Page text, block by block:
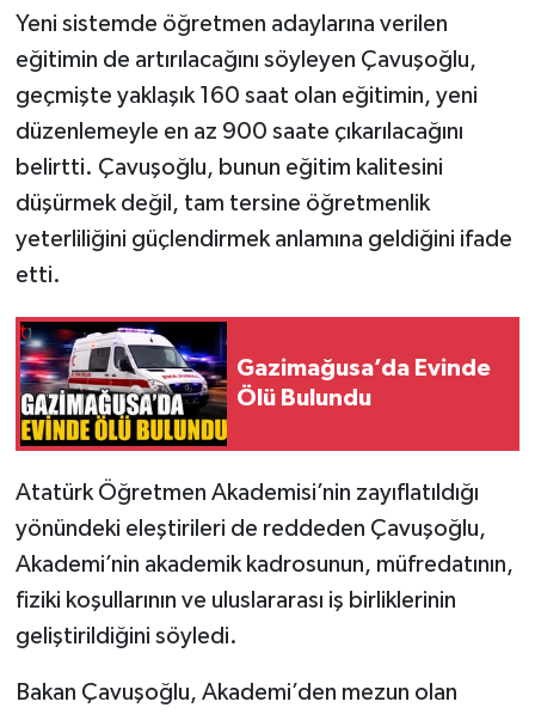
Yeni sistemde öğretmen adaylarına verilen
eğitimin de artırılacağını söyleyen Çavuşoğlu,
geçmişte yaklaşık 160 saat olan eğitimin, yeni
düzenlemeyle en az 900 saate çıkarılacağını
belirtti. Çavuşoğlu, bunun eğitim kalitesini
düşürmek değil, tam tersine öğretmenlik
yeterliliğini güçlendirmek anlamına geldiğini ifade
etti.
Gazimağusa’da Evinde
Ölü Bulundu
Atatürk Öğretmen Akademisi’nin zayıflatıldığı
yönündeki eleştirileri de reddeden Çavuşoğlu,
Akademi’nin akademik kadrosunun, müfredatının,
fiziki koşullarının ve uluslararası iş birliklerinin
geliştirildiğini söyledi.
Bakan Çavuşoğlu, Akademi’den mezun olan